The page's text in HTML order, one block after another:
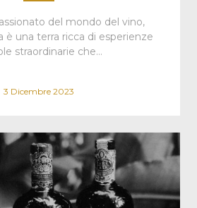
del mondo del vino,
è una terra ricca di esperienze
straordinarie che…
3 Dicembre 2023